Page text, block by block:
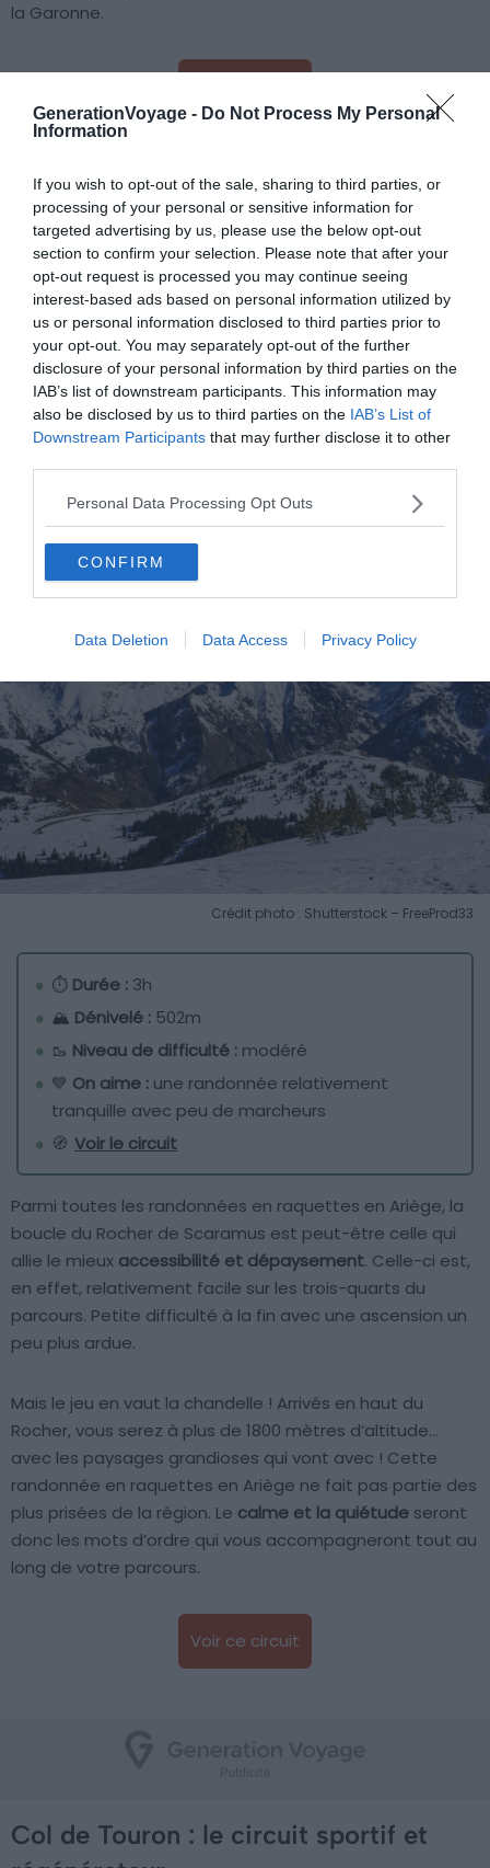
GenerationVoyage - Do Not Process My Personal
Information
If you wish to opt-out of the sale, sharing to third parties, or
processing of your personal or sensitive information for
targeted advertising by us, please use the below opt-out
section to confirm your selection. Please note that after your
opt-out request is processed you may continue seeing
interest-based ads based on personal information utilized by
us or personal information disclosed to third parties prior to
your opt-out. You may separately opt-out of the further
disclosure of your personal information by third parties on the
IAB’s list of downstream participants. This information may
also be disclosed by us to third parties on the IAB’s List of
Downstream Participants that may further disclose it to other
Personal Data Processing Opt Outs
CONFIRM
Data Deletion Data Access Privacy Policy
la Garonne.
À lire aussi sur le guide Occitanie :
Les 14 choses incontournables à faire dans l’Ariège
L’Ariège en Camping-Car : location, conseils, aires,
itinéraires
Où faire du rafting en Ariège ?
Les 10 plus belles randonnées à faire en Ariège
Rocher de Scaramus : une randonnée
au calme
Crédit photo : Shutterstock – FreeProd33
⏱ Durée : 3h
🏔 Dénivelé : 502m
🥾 Niveau de difficulté : modéré
💙 On aime : une randonnée relativement
tranquille avec peu de marcheurs
🧭 Voir le circuit
Parmi toutes les randonnées en raquettes en Ariège, la
boucle du Rocher de Scaramus est peut-être celle qui
allie le mieux accessibilité et dépaysement. Celle-ci est,
en effet, relativement facile sur les trois-quarts du
parcours. Petite difficulté à la fin avec une ascension un
peu plus ardue.
Mais le jeu en vaut la chandelle ! Arrivés en haut du
Rocher, vous serez à plus de 1800 mètres d’altitude…
avec les paysages grandioses qui vont avec ! Cette
randonnée en raquettes en Ariège ne fait pas partie des
plus prisées de la région. Le calme et la quiétude seront
donc les mots d’ordre qui vous accompagneront tout au
long de votre parcours.
Voir ce circuit
Col de Touron : le circuit sportif et